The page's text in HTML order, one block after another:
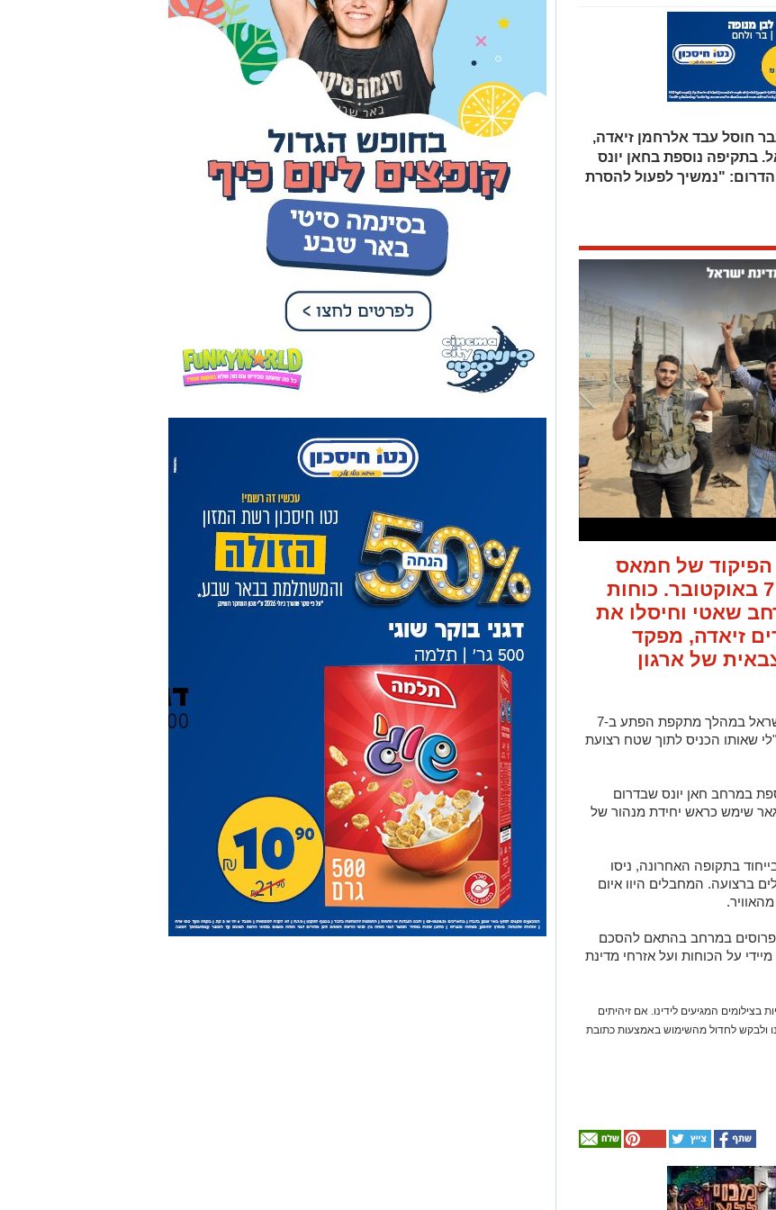
חוסל עבד אלרחמן זיאדה,
נוספת בחאן יונס
"נמשיך לפעול להסרת
של חמאס
ובמחבלים שלקחו חלק בטבח 7 באוקטובר. כוחות
שאטי וחיסלו את
זיאדה, מפקד
של ארגון
על פי הודעת צה"ל, זיאדה פשט לשטח מדינת ישראל במהלך מתקפת הפתע ב-7
שאותו הכניס לתוך שטח רצועת
במרחב חאן יונס שבדרום
שימש כראש יחידת מנהור של
בתקופה האחרונה, ניסו
ברצועה. המחבלים היוו איום
פרוסים במרחב בהתאם להסכם
על הכוחות ועל אזרחי מדינת
בצילומים המגיעים לידינו. אם זיהיתים
ולבקש לחדול מהשימוש באמצעות כתובת